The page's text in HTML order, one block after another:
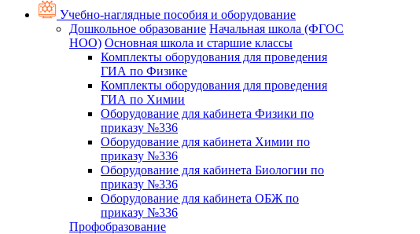
Учебно-наглядные пособия и оборудование
Дошкольное образование Начальная школа (ФГОС
НОО) Основная школа и старшие классы
Комплекты оборудования для проведения
ГИА по Физике
Комплекты оборудования для проведения
ГИА по Химии
Оборудование для кабинета Физики по
приказу №336
Оборудование для кабинета Химии по
приказу №336
Оборудование для кабинета Биологии по
приказу №336
Оборудование для кабинета ОБЖ по
приказу №336
Профобразование